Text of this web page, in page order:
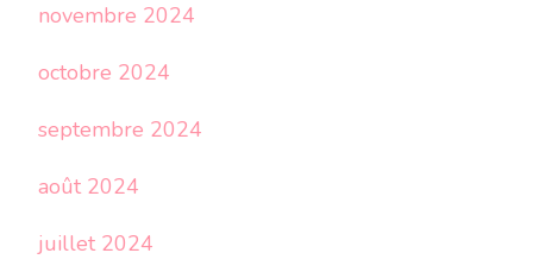
novembre 2024
octobre 2024
septembre 2024
août 2024
juillet 2024